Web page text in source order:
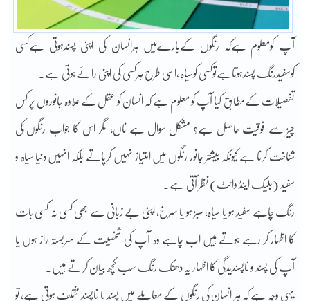
آپ کومعلوم ہےکہ رنگوں کےبارےمیں ہرانسان کی اپنی پسندہوتی ہےکسی
کوسفیدرنگ پسندہوتاہےتوکسی کوسیاہ ،اسی طرح ہرکسی کی اپنی رائےہوتی ہے۔
تفصیلات کےمطابق کیا آپ کو معلوم ہے کہ انسان کو عقل کے علاوہ جانوروں پر کس
چیز سے فوقیت حاصل ہے؟ مشکل سوال ہے ناں، مگر اس کا جواب رنگوں کی
شناخت کرنا ہے کیونکہ بیشتر جانور رنگوں میں امتیاز نہیں کرپاتے بلکہ انہیں دنیا سیاہ و
سفید (بلیک اینڈ وائٹ) نظر آتی ہے۔
رنگ چاہے سفید ہو یا سیاہ، سبز ہو یا سرخ، اپنی بے زبانی سے بھی کسی نہ کسی بات
کا اظہار کر رہے ہوتے ہیں اب چاہے وہ آپ کی شخصیت کے سربستہ راز ہوں یا
آپ کی پسند و ناپسندیدگی کا اظہار یہ دھنک رنگ سب کچھ بیان کرتے ہیں۔
یہی وجہ ہے کہ ہر انسان کی رنگوں کے معاملے میں پسند یا ناپسند مختلف ہوتی ہے، تو